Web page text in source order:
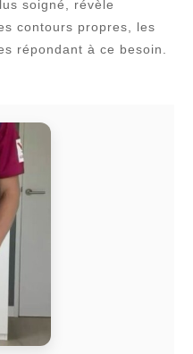
soigné, révèle
contours propres, les
répondant à ce besoin.